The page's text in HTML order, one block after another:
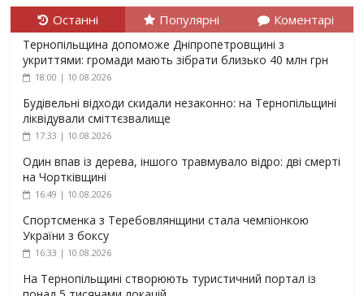
Останні Популярні Коментарі
Тернопільщина допоможе Дніпропетровщині з
укриттями: громади мають зібрати близько 40 млн грн
18:00 | 10.08.2026
Будівельні відходи скидали незаконно: на Тернопільщині
ліквідували сміттєзвалище
17:33 | 10.08.2026
Один впав із дерева, іншого травмувало відро: дві смерті
на Чортківщині
16:49 | 10.08.2026
Спортсменка з Теребовлянщини стала чемпіонкою
України з боксу
16:33 | 10.08.2026
На Тернопільщині створюють туристичний портал із